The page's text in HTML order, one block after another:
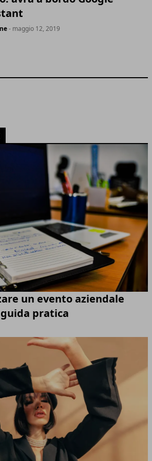
- maggio 12, 2019
un evento aziendale
pratica